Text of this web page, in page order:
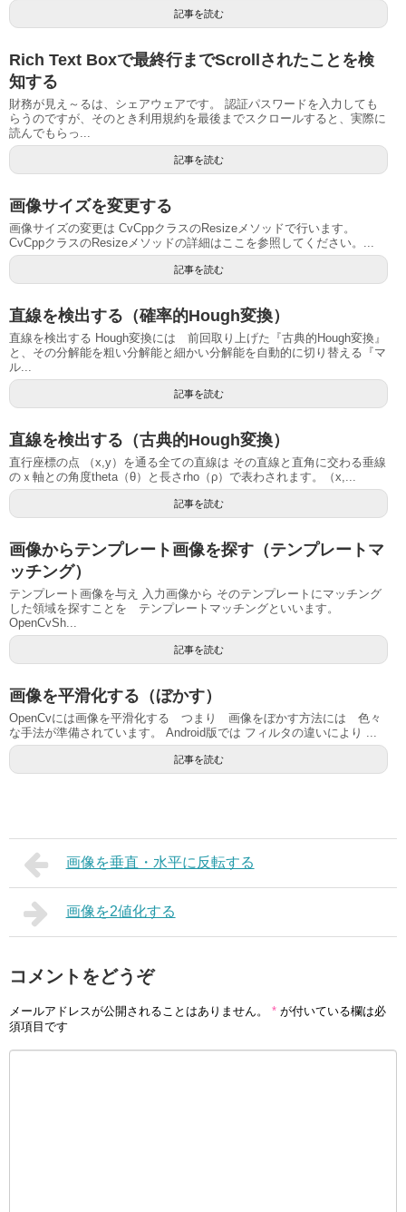
記事を読む
Rich Text Boxで最終行までScrollされたことを検
知する
財務が見え～るは、シェアウェアです。 認証パスワードを入力しても
らうのですが、そのとき利用規約を最後までスクロールすると、実際に
読んでもらっ...
記事を読む
画像サイズを変更する
画像サイズの変更は CvCppクラスのResizeメソッドで行います。
CvCppクラスのResizeメソッドの詳細はここを参照してください。...
記事を読む
直線を検出する（確率的Hough変換）
直線を検出する Hough変換には 前回取り上げた『古典的Hough変換』
と、その分解能を粗い分解能と細かい分解能を自動的に切り替える『マ
ル...
記事を読む
直線を検出する（古典的Hough変換）
直行座標の点 （x,y）を通る全ての直線は その直線と直角に交わる垂線
のｘ軸との角度theta（θ）と長さrho（ρ）で表わされます。（x,...
記事を読む
画像からテンプレート画像を探す（テンプレートマ
ッチング）
テンプレート画像を与え 入力画像から そのテンプレートにマッチング
した領域を探すことを テンプレートマッチングといいます。
OpenCvSh...
記事を読む
画像を平滑化する（ぼかす）
OpenCvには画像を平滑化する つまり 画像をぼかす方法には 色々
な手法が準備されています。 Android版では フィルタの違いにより ...
記事を読む
画像を垂直・水平に反転する
画像を2値化する
コメントをどうぞ
メールアドレスが公開されることはありません。 * が付いている欄は必
須項目です